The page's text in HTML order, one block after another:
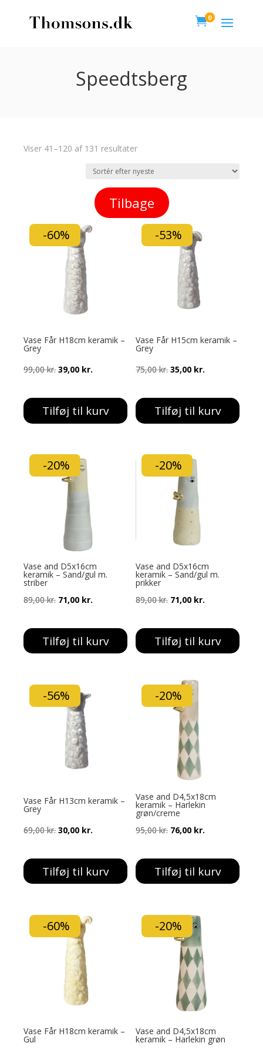
0
Speedtsberg
Viser 41–120 af 131 resultater
Tilbage
-60%
Vase Får H18cm keramik –
Grey
99,00kr.Den
pris
var:
39,00 kr.
pris
er:
Tilføj til kurv
-53%
Vase Får H15cm keramik –
Grey
75,00kr.Den
pris
var:
35,00 kr.
pris
er:
Tilføj til kurv
-20%
Vase and D5x16cm
keramik – Sand/gul m.
striber
89,00kr. Den
pris
var:
71,00 kr.
pris
er:
Tilføj til kurv
-20%
Vase and D5x16cm
keramik – Sand/gul m.
prikker
89,00kr. Den
pris
var:
71,00 kr.
pris
er:
Tilføj til kurv
-56%
Vase Får H13cm keramik –
Grey
69,00kr.Den
pris
var:
30,00 kr.
pris
er:
Tilføj til kurv
-20%
Vase and D4,5x18cm
keramik – Harlekin
grøn/creme
95,00kr. Den
pris
var:
76,00 kr.
pris
er:
Tilføj til kurv
-60%
Vase Får H18cm keramik –
Gul
-20%
Vase and D4,5x18cm
keramik – Harlekin grøn